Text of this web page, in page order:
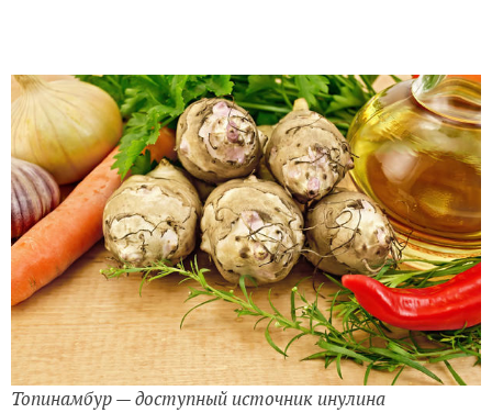
Топинамбур — доступный источник инулина